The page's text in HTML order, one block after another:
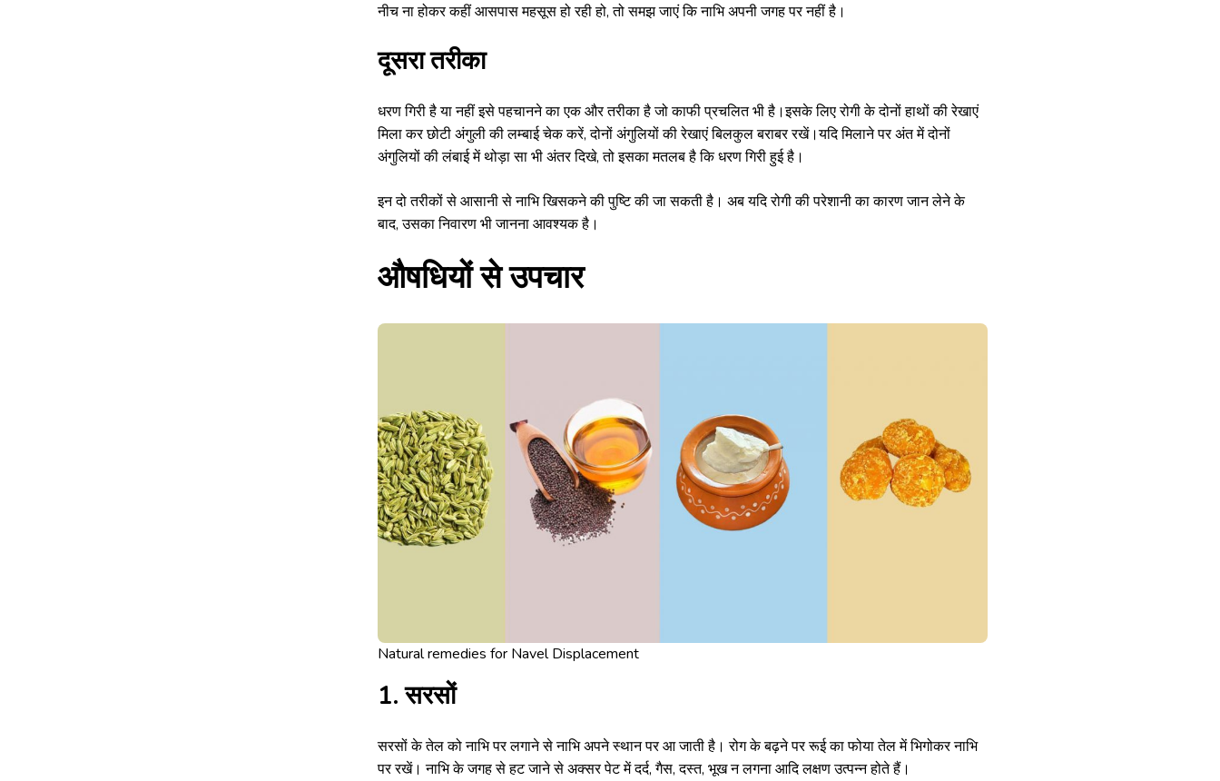
नीच ना होकर कहीं आसपास महसूस हो रही हो, तो समझ जाएं कि नाभि अपनी जगह पर नहीं है।
दूसरा तरीका
धरण गिरी है या नहीं इसे पहचानने का एक और तरीका है जो काफी प्रचलित भी है।इसके लिए रोगी के दोनों हाथों की रेखाएं
मिला कर छोटी अंगुली की लम्बाई चेक करें, दोनों अंगुलियों की रेखाएं बिलकुल बराबर रखें।यदि मिलाने पर अंत में दोनों
अंगुलियों की लंबाई में थोड़ा सा भी अंतर दिखे, तो इसका मतलब है कि धरण गिरी हुई है।
इन दो तरीकों से आसानी से नाभि खिसकने की पुष्टि की जा सकती है। अब यदि रोगी की परेशानी का कारण जान लेने के
बाद, उसका निवारण भी जानना आवश्यक है।
औषधियों से उपचार
Natural remedies for Navel Displacement
1. सरसों
सरसों के तेल को नाभि पर लगाने से नाभि अपने स्थान पर आ जाती है। रोग के बढ़ने पर रूई का फोया तेल में भिगोकर नाभि
पर रखें। नाभि के जगह से हट जाने से अक्सर पेट में दर्द, गैस, दस्त, भूख न लगना आदि लक्षण उत्पन्न होते हैं।